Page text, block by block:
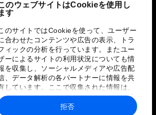
のウェブサイトはCookieを使用し
す
のサイトではCookieを使って、ユーザー
合わせたコンテンツや広告の表示、トラ
ィックの分析を行っています。またユー
ーによるサイトの利用状況についても情
を収集し、ソーシャルメディアや広告配
、データ解析の各パートナーに情報を共
しています。ここで収集された情報は、
ユーザーが各パートナーに提供した他の情
や各パートナーのサービスを使用した際
拒否